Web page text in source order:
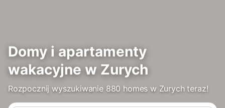
Domy i apartamenty
wakacyjne w Zurych
Rozpocznij wyszukiwanie 880 homes w Zurych teraz!